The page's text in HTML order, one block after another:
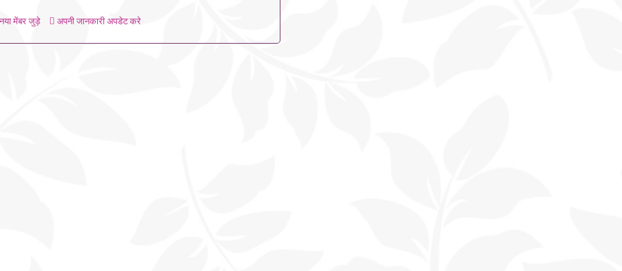
मेंबर जुड़े अपनी जानकारी अपडेट करे